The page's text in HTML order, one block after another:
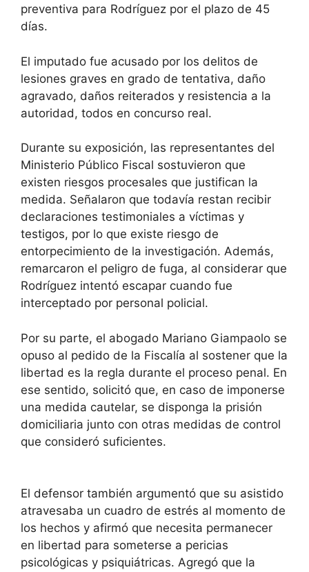
preventiva para Rodríguez por el plazo de 45
días.
El imputado fue acusado por los delitos de
lesiones graves en grado de tentativa, daño
agravado, daños reiterados y resistencia a la
autoridad, todos en concurso real.
Durante su exposición, las representantes del
Ministerio Público Fiscal sostuvieron que
existen riesgos procesales que justifican la
medida. Señalaron que todavía restan recibir
declaraciones testimoniales a víctimas y
testigos, por lo que existe riesgo de
entorpecimiento de la investigación. Además,
remarcaron el peligro de fuga, al considerar que
Rodríguez intentó escapar cuando fue
interceptado por personal policial.
Por su parte, el abogado Mariano Giampaolo se
opuso al pedido de la Fiscalía al sostener que la
libertad es la regla durante el proceso penal. En
ese sentido, solicitó que, en caso de imponerse
una medida cautelar, se disponga la prisión
domiciliaria junto con otras medidas de control
que consideró suficientes.
El defensor también argumentó que su asistido
atravesaba un cuadro de estrés al momento de
los hechos y afirmó que necesita permanecer
en libertad para someterse a pericias
psicológicas y psiquiátricas. Agregó que la